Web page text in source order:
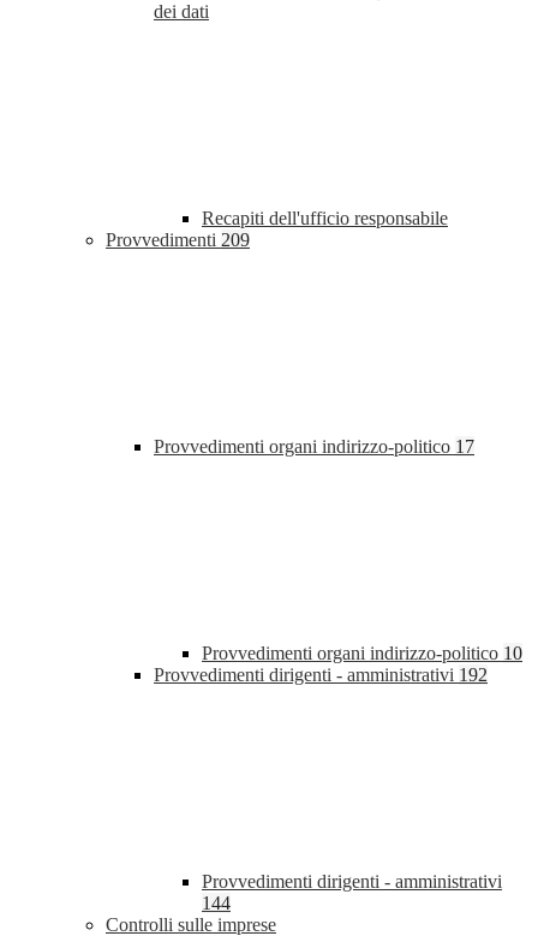
dei dati
Recapiti dell'ufficio responsabile
Provvedimenti 209
Provvedimenti organi indirizzo-politico 17
Provvedimenti organi indirizzo-politico 10
Provvedimenti dirigenti - amministrativi 192
Provvedimenti dirigenti - amministrativi
144
Controlli sulle imprese